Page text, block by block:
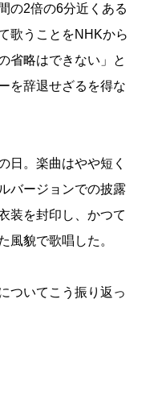
の2倍の6分近くある
歌うことをNHKから
省略はできない」と
を辞退せざるを得な
日。楽曲はやや短く
バージョンでの披露
装を封印し、かつて
風貌で歌唱した。
ついてこう振り返っ